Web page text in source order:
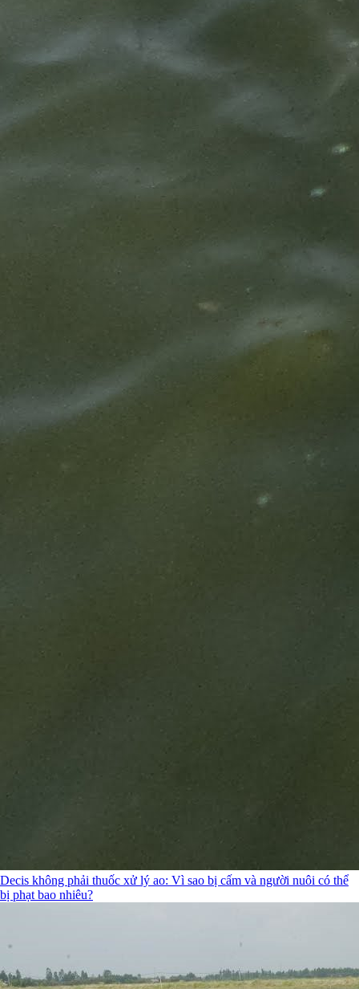
Decis không phải thuốc xử lý ao: Vì sao bị cấm và người nuôi có thể
bị phạt bao nhiêu?